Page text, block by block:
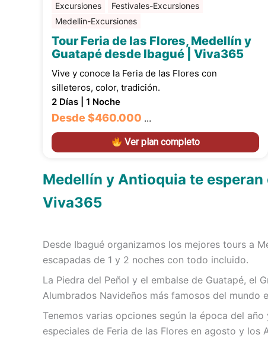
Excursiones
Festivales-Excursiones
Medellin-Excursiones
Tour Feria de las Flores, Medellín y
Guatapé desde Ibagué | Viva365
Vive y conoce la Feria de las Flores con
silleteros, color, tradición.
2 Días | 1 Noche
Desde$460.000 …
Ver plan completo
Medellín y Antioquia te
Viva365
Desde Ibagué organizamos los mejores tours a
escapadas de 1 y 2 noches con todo incluido.
La Piedra del Peñol y el embalse de Guatapé, el
Alumbrados Navideños más famosos del mundo
Tenemos varias opciones según la época del
especiales de Feria de las Flores en agosto y los